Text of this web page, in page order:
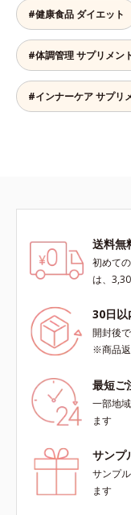
助ける「茶カテキン」、
サノール」、ダイエットに
も欠かせない「ビタミン
分が効率よいダイエット
にサポートします。
#健康食品 ダイエット
#体調管理 サプリメン
#インナーケア サプリ
送料無
初めて
は、
30日以
開封後
※商品返
最短ご
一部地
ます
サンプ
サンプ
ます